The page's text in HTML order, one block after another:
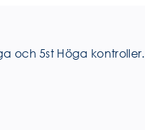
och 5st Höga kontroller.